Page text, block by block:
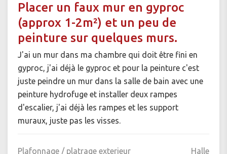
Placer un faux mur en gyproc
(approx 1-2m²) et un peu de
peinture sur quelques murs.
J'ai un mur dans ma chambre qui doit être fini en
gyproc, j'ai déjà le gyproc et pour la peinture c'est
juste peindre un mur dans la salle de bain avec une
peinture hydrofuge et installer deux rampes
d'escalier, j'ai déjà les rampes et les support
muraux, juste pas les visses.
Plafonnage / platrage exterieur Halle